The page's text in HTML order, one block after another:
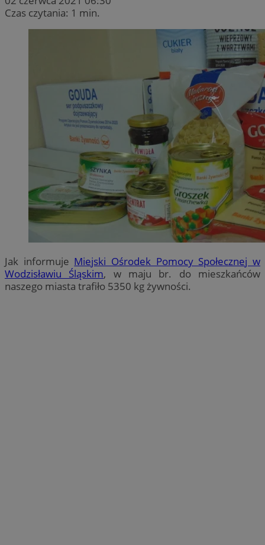
Czas czytania: 1 min.
Jak informuje Miejski Ośrodek Pomocy Społecznej w
Wodzisławiu Śląskim, w maju br. do mieszkańców
naszego miasta trafiło 5350 kg żywności.